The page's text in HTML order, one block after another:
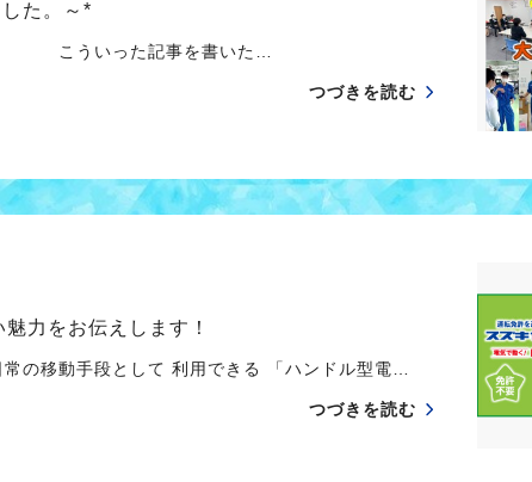
た。～*
こういった記事を書いた…
つづきを読む
力をお伝えします！
の移動手段として 利用できる 「ハンドル型電…
つづきを読む